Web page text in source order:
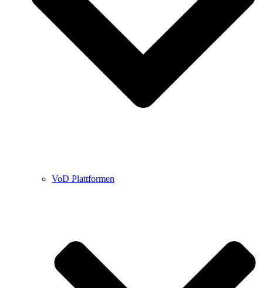
VoD Plattformen